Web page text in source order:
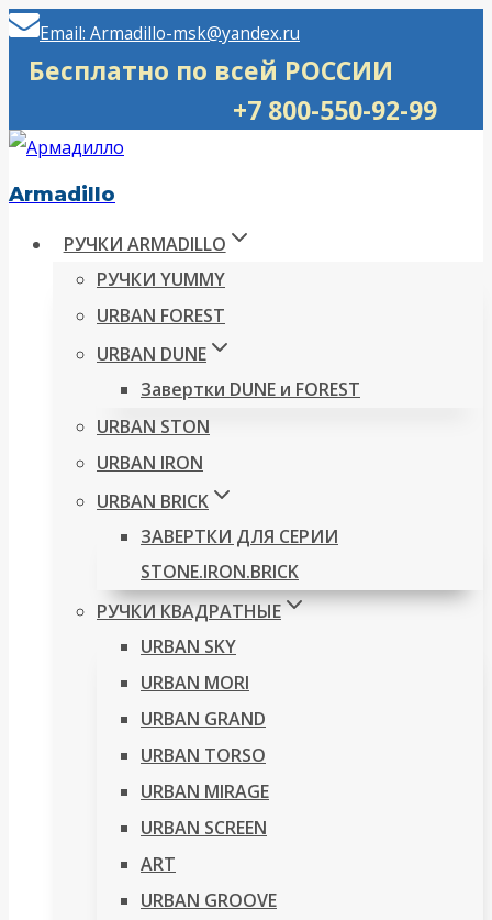
Перейти
Email: Armadillo-msk@yandex.ru
Бесплатно по всей РОССИИ
+7 800-550-92-99
Armadillo
РУЧКИ ARMADILLO
РУЧКИ YUMMY
URBAN FOREST
URBAN DUNE
Завертки DUNE и FOREST
URBAN STON
URBAN IRON
URBAN BRICK
ЗАВЕРТКИ ДЛЯ СЕРИИ
STONE.IRON.BRICK
РУЧКИ КВАДРАТНЫЕ
URBAN SKY
URBAN MORI
URBAN GRAND
URBAN TORSO
URBAN MIRAGE
URBAN SCREEN
ART
URBAN GROOVE